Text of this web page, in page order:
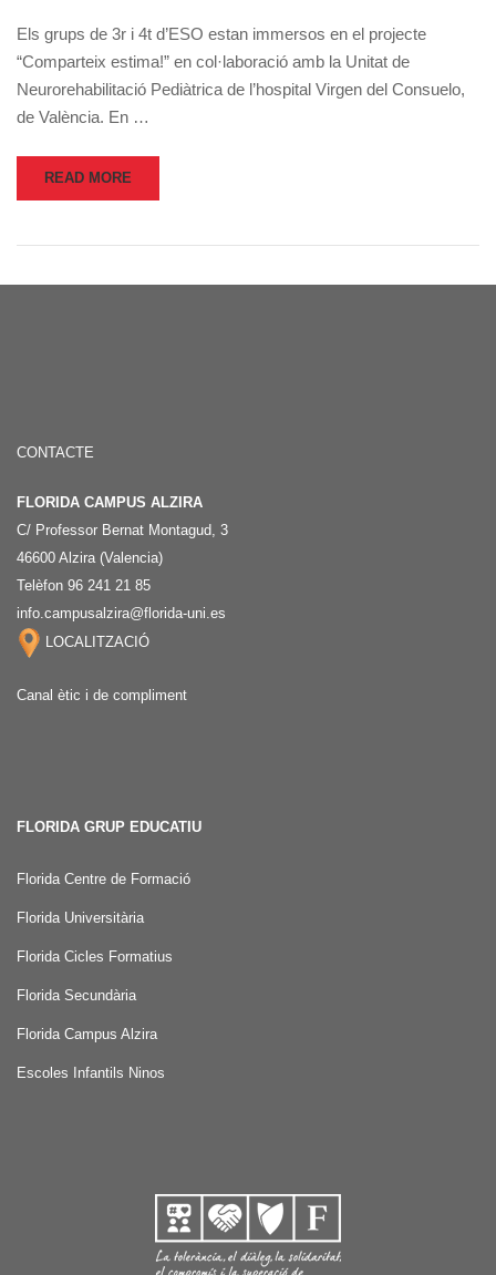
Els grups de 3r i 4t d’ESO estan immersos en el projecte
“Comparteix estima!” en col·laboració amb la Unitat de
Neurorehabilitació Pediàtrica de l’hospital Virgen del Consuelo,
de València. En …
READ MORE
CONTACTE
FLORIDA CAMPUS ALZIRA
C/ Professor Bernat Montagud, 3
46600 Alzira (Valencia)
Telèfon 96 241 21 85
info.campusalzira@florida-uni.es
LOCALITZACIÓ
Canal ètic i de compliment
FLORIDA GRUP EDUCATIU
Florida Centre de Formació
Florida Universitària
Florida Cicles Formatius
Florida Secundària
Florida Campus Alzira
Escoles Infantils Ninos